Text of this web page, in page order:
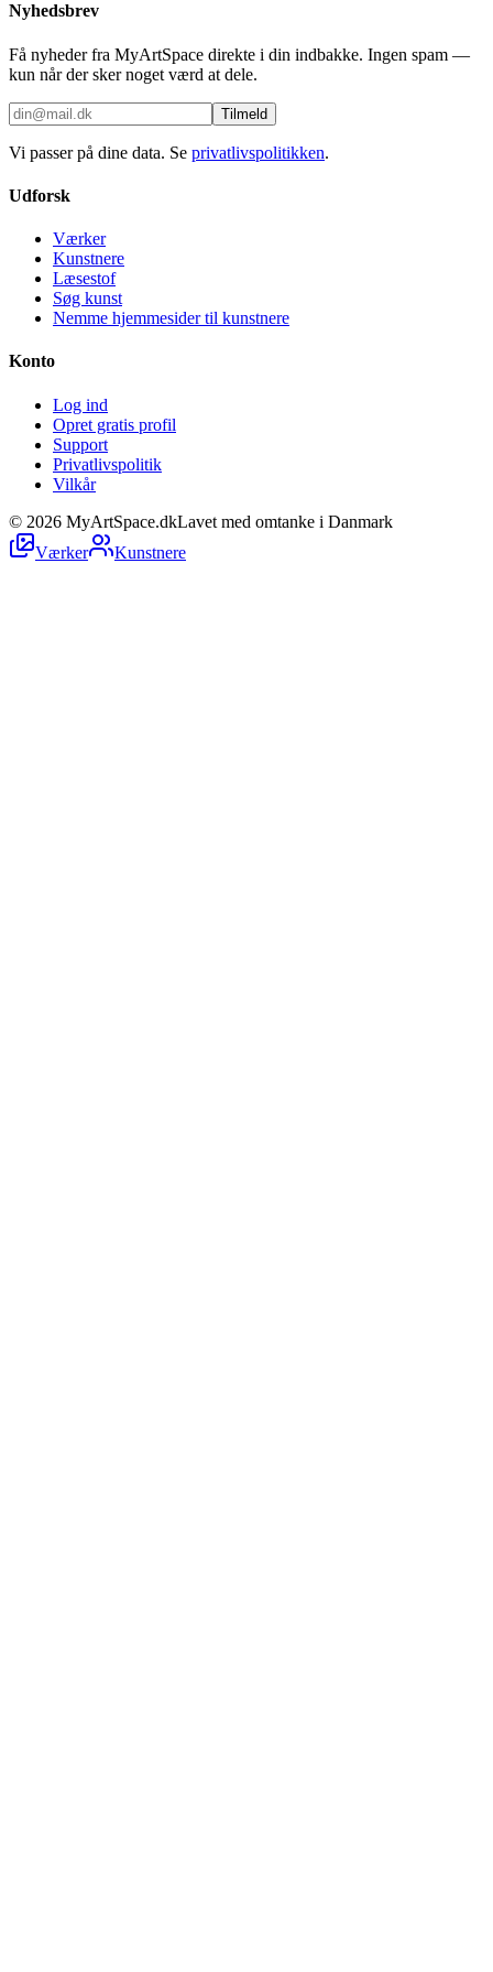
Nyhedsbrev
Få nyheder fra MyArtSpace direkte i din indbakke. Ingen spam —
kun når der sker noget værd at dele.
Tilmeld
Vi passer på dine data. Se privatlivspolitikken.
Udforsk
Værker
Kunstnere
Læsestof
Søg kunst
Nemme hjemmesider til kunstnere
Konto
Log ind
Opret gratis profil
Support
Privatlivspolitik
Vilkår
© 2026 MyArtSpace.dkLavet med omtanke i Danmark
Værker
Kunstnere